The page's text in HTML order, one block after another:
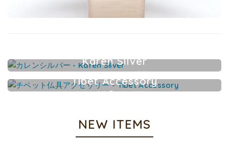
Karen Silver
カレンシルバーアクセサリー
Tibet Accessory
チベット仏具アクセサリー
NEW ITEMS